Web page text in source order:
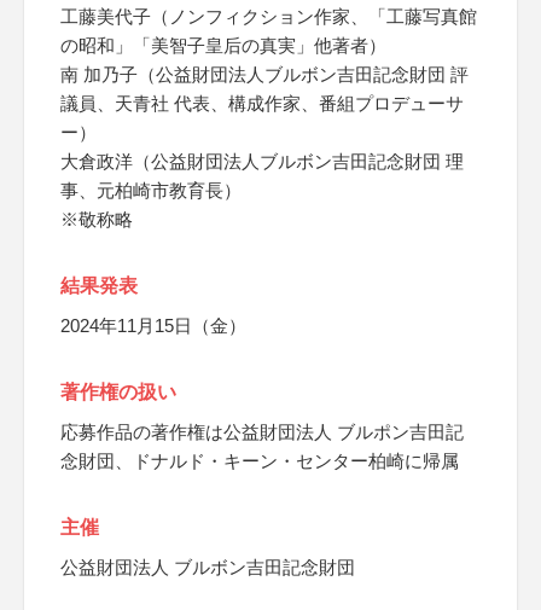
工藤美代子（ノンフィクション作家、「工藤写真館
の昭和」「美智子皇后の真実」他著者）
南 加乃子（公益財団法人ブルボン吉田記念財団 評
議員、天青社 代表、構成作家、番組プロデューサ
ー）
大倉政洋（公益財団法人ブルボン吉田記念財団 理
事、元柏崎市教育長）
※敬称略
結果発表
2024年11月15日（金）
著作権の扱い
応募作品の著作権は公益財団法人 ブルポン吉田記
念財団、ドナルド・キーン・センター柏崎に帰属
主催
公益財団法人 ブルボン吉田記念財団